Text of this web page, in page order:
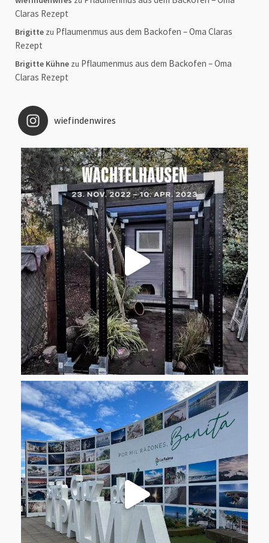
Claras Rezept
Brigitte zu Pflaumenmus aus dem Backofen – Oma Claras
Rezept
Brigitte Kühne zu Pflaumenmus aus dem Backofen – Oma
Claras Rezept
wiefindenwires